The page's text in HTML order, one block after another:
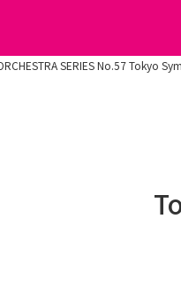
SERIES No.57 Tokyo